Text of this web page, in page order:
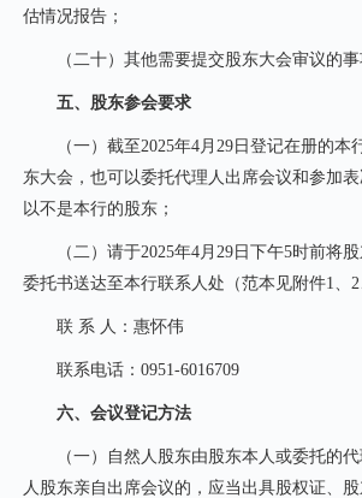
估情况报告；
（二十）其他需要提交股东大会审议的事
五、股东参会要求
（一）截至2025年4月29日登记在册的本
东大会，也可以委托代理人出席会议和参加
以不是本行的股东；
（二）请于2025年4月29日下午5时前将股
委托书送达至本行联系人处（范本见附件1、2
联 系 人：惠怀伟
联系电话：0951-6016709
六、会议登记方法
（一）自然人股东由股东本人或委托的代
人股东亲自出席会议的，应当出具股权证、